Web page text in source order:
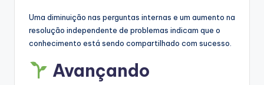
Uma diminuição nas perguntas internas e um aumento na
resolução independente de problemas indicam que o
conhecimento está sendo compartilhado com sucesso.
Avançando